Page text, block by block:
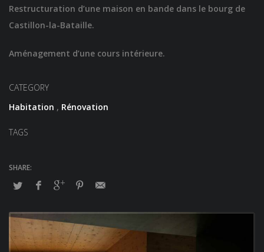
Restructuration d’une maison en bande dans le bourg de
Castillon-la-Bataille.
Aménagement d’une cours intérieure.
CATEGORY
Habitation , Rénovation
TAGS